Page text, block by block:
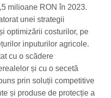
milioane RON în 2023.
unei strategii
optimizării costurilor, pe
inputurilor agricole.
cu o scădere
și cu o secetă
prin soluții competitive
și produse de protecție a